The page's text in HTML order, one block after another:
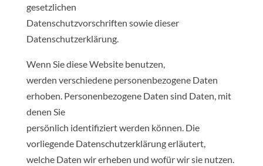
gesetzlichen
Datenschutzvorschriften sowie dieser
Datenschutzerklärung.
Wenn Sie diese Website benutzen,
werden verschiedene personenbezogene Daten
erhoben. Personenbezogene Daten sind Daten, mit
denen Sie
persönlich identifiziert werden können. Die
vorliegende Datenschutzerklärung erläutert,
welche Daten wir erheben und wofür wir sie nutzen.